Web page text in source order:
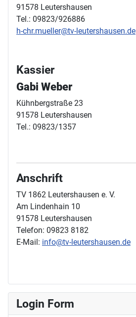
91578 Leutershausen
Tel.: 09823/926886
h-chr.mueller@tv-leutershausen.de
Kassier
Gabi Weber
Kühnbergstraße 23
91578 Leutershausen
Tel.: 09823/1357
Anschrift
TV 1862 Leutershausen e. V.
Am Lindenhain 10
91578 Leutershausen
Telefon: 09823 8182
E-Mail: info@tv-leutershausen.de
Login Form